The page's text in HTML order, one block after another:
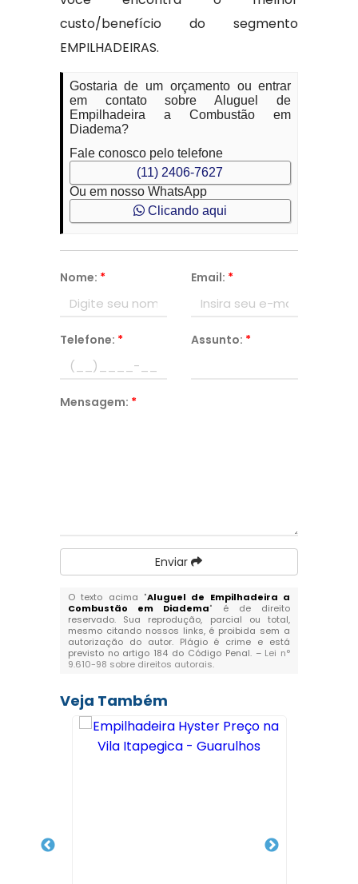
custo/benefício do segmento
EMPILHADEIRAS.
Gostaria de um orçamento ou entrar
em contato sobre Aluguel de
Empilhadeira a Combustão em
Diadema?
Fale conosco pelo telefone
(11) 2406-7627
Ou em nosso WhatsApp
Clicando aqui
Nome: * Email: *
Telefone: * Assunto: *
Mensagem: *
Enviar
O texto acima "Aluguel de Empilhadeira a
Combustão em Diadema" é de direito
reservado. Sua reprodução, parcial ou total,
mesmo citando nossos links, é proibida sem a
autorização do autor. Plágio é crime e está
previsto no artigo 184 do Código Penal. – Lei n°
9.610-98 sobre direitos autorais.
Veja Também